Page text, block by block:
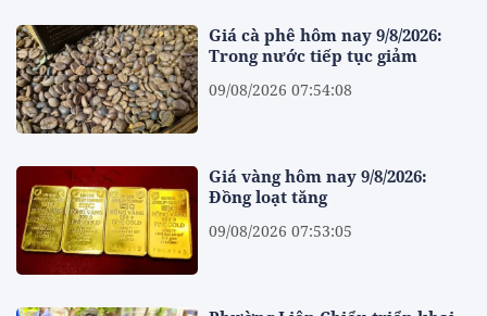
Giá cà phê hôm nay 9/8/2026:
Trong nước tiếp tục giảm
09/08/2026 07:54:08
Giá vàng hôm nay 9/8/2026:
Đồng loạt tăng
09/08/2026 07:53:05